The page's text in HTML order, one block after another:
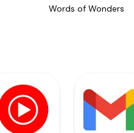
Words of Wonders